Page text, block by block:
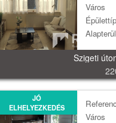
Szigeti
Város
JÓ
ELHELYEZKEDÉS
Város